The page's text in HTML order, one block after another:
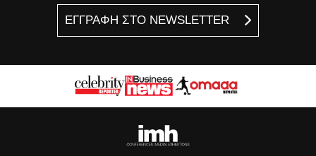
ΕΓΓΡΑΦΗ ΣΤΟ NEWSLETTER